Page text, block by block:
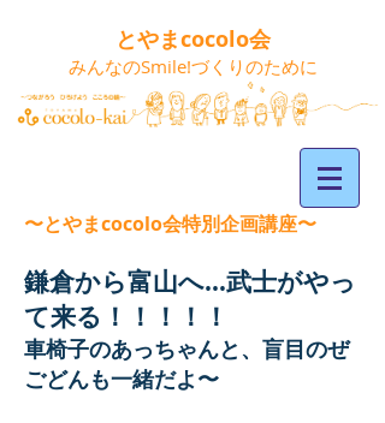
とやまcocolo会
みんなのSmile!づくりのために
〜とやまcocolo会特別企画講座〜
鎌倉から富山へ…武士がやっ
て来る！！！！！
車椅子のあっちゃんと、盲目のぜ
ごどんも一緒だよ〜